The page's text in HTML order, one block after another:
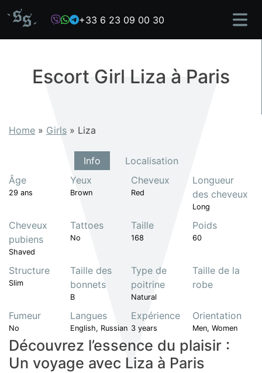
+33 6 23 09 00 30
Escort Girl Liza à Paris
Home » Girls » Liza
Info
Localisation
Âge
29 ans
Yeux
Brown
Cheveux
Red
Longueur
des cheveux
Long
Cheveux
pubiens
Shaved
Tattoes
No
Taille
168
Poids
60
Structure
Slim
Taille des
bonnets
B
Type de
poitrine
Natural
Taille de la
robe
Fumeur
No
Langues
English, Russian
Expérience
3 years
Orientation
Men, Women
Découvrez l’essence du plaisir :
Un voyage avec Liza à Paris